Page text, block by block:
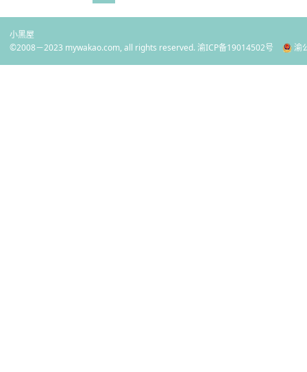
小黑屋
©2008－2023 mywakao.com, all rights reserved.渝ICP备19014502号 渝